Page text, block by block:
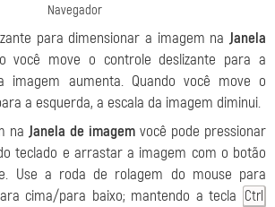
Navegador
para dimensionar a imagem na Janela
você move o controle deslizante para a
imagem aumenta. Quando você move o
a esquerda, a escala da imagem diminui.
na Janela de imagem você pode pressionar
teclado e arrastar a imagem com o botão
Use a roda de rolagem do mouse para
cima/para baixo; mantendo a tecla Ctrl